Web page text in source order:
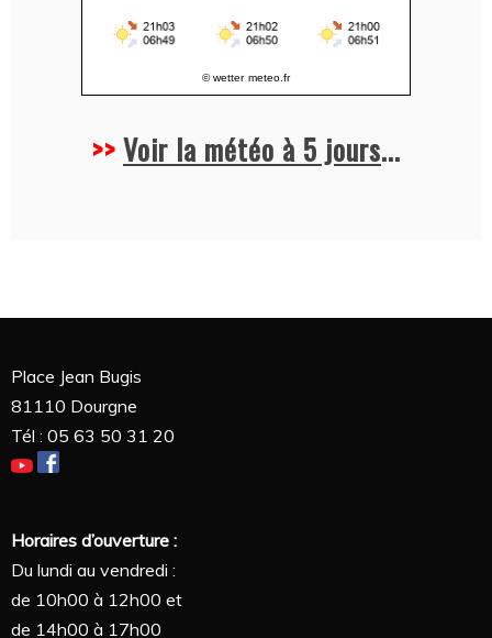
© wetter meteo.fr
>>Voir la météo à 5 jours...
Place Jean Bugis
81110 Dourgne
Tél : 05 63 50 31 20
Horaires d’ouverture :
Du lundi au vendredi :
de 10h00 à 12h00 et
de 14h00 à 17h00